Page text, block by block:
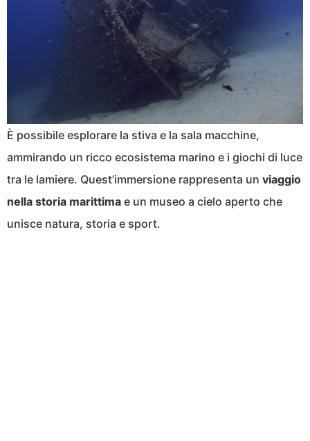
È possibile esplorare la stiva e la sala macchine,
ammirando un ricco ecosistema marino e i giochi di luce
tra le lamiere. Quest’immersione rappresenta un viaggio
nella storia marittima e un museo a cielo aperto che
unisce natura, storia e sport.